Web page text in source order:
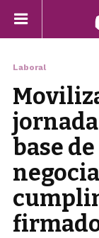
Laboral
jornada
base